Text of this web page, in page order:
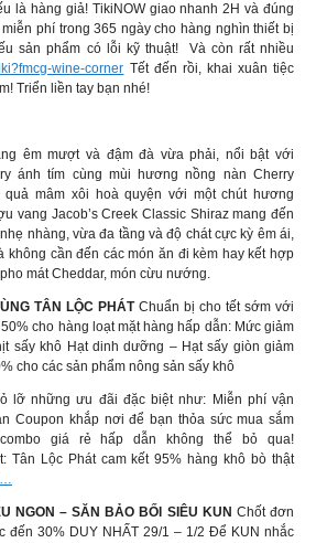
là hàng giả! TikiNOW giao nhanh 2H và đúng
phí trong 365 ngày cho hàng nghìn thiết bị
sản phẩm có lỗi kỹ thuật! ️ Và còn rất nhiều
wine-corner Tết đến rồi, khai xuân tiệc
Triển liền tay bạn nhé!
êm mượt và đậm đà vừa phải, nổi bật với
ánh tím cùng mùi hương nồng nàn Cherry
mâm xôi hoà quyện với một chút hương
vang Jacob’s Creek Classic Shiraz mang đến
nhàng, vừa đa tầng và độ chát cực kỳ êm ái,
không cần đến các món ăn đi kèm hay kết hợp
mát Cheddar, món cừu nướng.
TÂN LỘC PHÁT Chuẩn bị cho tết sớm với
cho hàng loạt mặt hàng hấp dẫn: Mức giảm
sấy khô Hạt dinh dưỡng – Hạt sấy giòn giảm
cho các sản phẩm nông sản sấy khô
những ưu đãi đặc biệt như: Miễn phí vận
Coupon khắp nơi để bạn thỏa sức mua sắm
giá rẻ hấp dẫn không thể bỏ qua!
Lộc Phát cam kết 95% hàng khô bò thật
NGON – SĂN BẢO BỐI SIÊU KUN Chốt đơn
đến 30% DUY NHẤT 29/1 – 1/2 Để KUN nhắc